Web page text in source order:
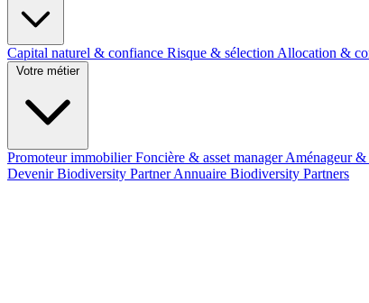
Capital naturel & confiance Risque & sélection Allocation &
Votre métier
Promoteur immobilierFoncière & asset managerAménageur
Devenir Biodiversity PartnerAnnuaire Biodiversity Partners